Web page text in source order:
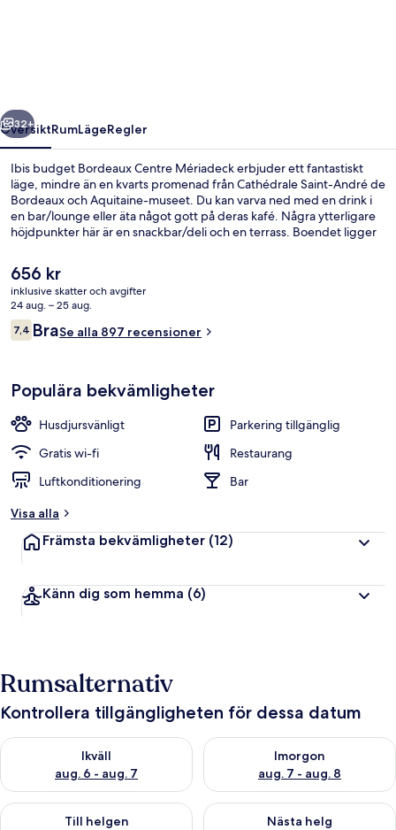
Nästa
32+
ÖversiktRumLägeRegler
Ibis budget Bordeaux Centre Mériadeck erbjuder ett fantastiskt
läge, mindre än en kvarts promenad från Cathédrale Saint-André de
Bordeaux och Aquitaine-museet. Du kan varva ned med en drink i
en bar/lounge eller äta något gott på deras kafé. Några ytterligare
höjdpunkter här är en snackbar/deli och en terrass. Boendet ligger
spårvagnshållplats tar det 2 minuter att gå och till Mériadeck
spårvagnshållplats är det 4 minuter.
Det
nuvarande
priset
är
656 kr
656 kr
inklusive skatter och avgifter
24 aug. – 25 aug.
Recensioner
7,47,4 av 10,
BraSe alla 897 recensioner
Populära bekvämligheter
Husdjursvänligt
Parkering tillgänglig
Gratis wi-fi
Restaurang
Luftkonditionering
Bar
Visa alla
Främsta bekvämligheter (12)
Känn dig som hemma (6)
Rumsalternativ
Kontrollera tillgängligheten för dessa datum
Ikväll
aug. 6 - aug. 7
Kontrollera tillgängligheten för ikväll aug. 6 - aug. 7
Imorgon
aug. 7 - aug. 8
Kontrollera tillgängligheten
Till helgen
Kontrollera tillgängligheten för den här helgen aug. 7 - aug. 9
Nästa helg
Kontrollera tillgängligheten